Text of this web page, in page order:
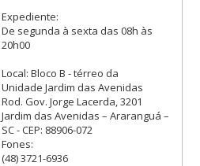
Expediente:
De segunda à sexta das 08h às
20h00
Local: Bloco B - térreo da
Unidade Jardim das Avenidas
Rod. Gov. Jorge Lacerda, 3201
Jardim das Avenidas – Araranguá –
SC - CEP: 88906-072
Fones:
(48) 3721-6936